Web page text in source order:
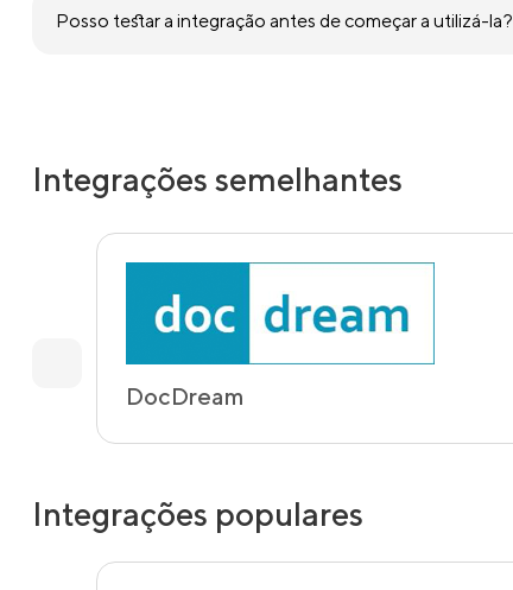
Posso testar a integração antes de começar a utilizá-la?
Integrações semelhantes
DocDream
Integrações populares